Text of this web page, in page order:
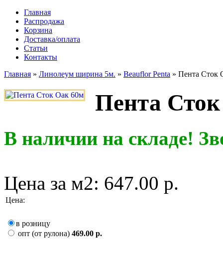
Главная
Распродажа
Корзина
Доставка/оплата
Статьи
Контакты
Главная » Линолеум ширина 5м. » Beauflor Penta » Пента Сток
Пента
В наличии на складе!
Цена за м2: 647.00 р.
Цена:
в розницу
опт (от рулона) 469.00 р.